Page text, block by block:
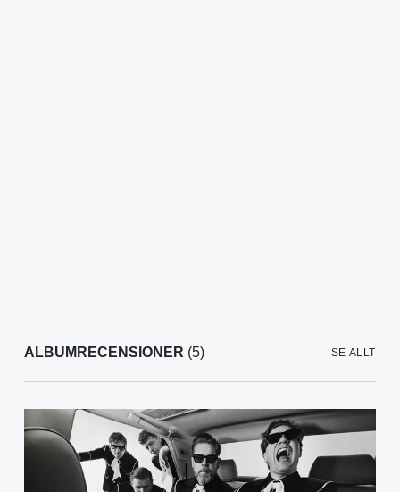
ALBUMRECENSIONER (5) SE ALLT